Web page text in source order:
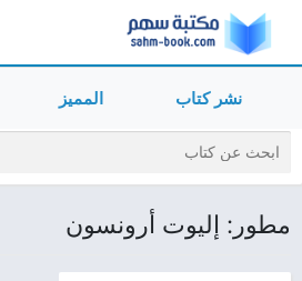
نشر كتاب المميز
مطور: إليوت أرونسون